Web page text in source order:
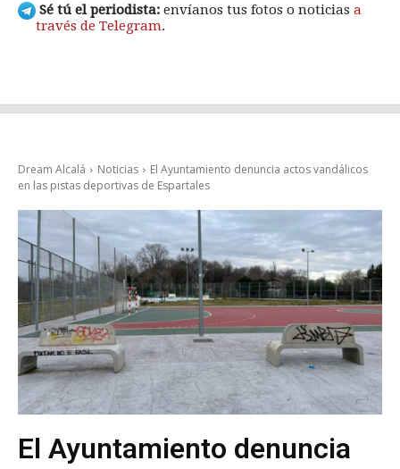
Sé tú el periodista: envíanos tus fotos o noticias a
través de Telegram.